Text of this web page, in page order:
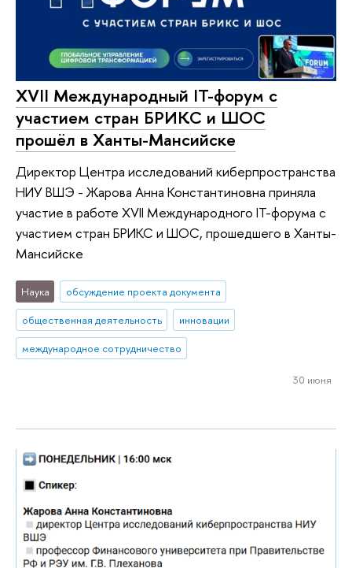
XVII Международный IT-форум с
участием стран БРИКС и ШОС
прошёл в Ханты-Мансийске
Директор Центра исследований киберпространства
НИУ ВШЭ - Жарова Анна Константиновна приняла
участие в работе XVII Международного IT-форума с
участием стран БРИКС и ШОС, прошедшего в Ханты-
Мансийске
Наука
обсуждение проекта документа
общественная деятельность
инновации
международное сотрудничество
30 июня